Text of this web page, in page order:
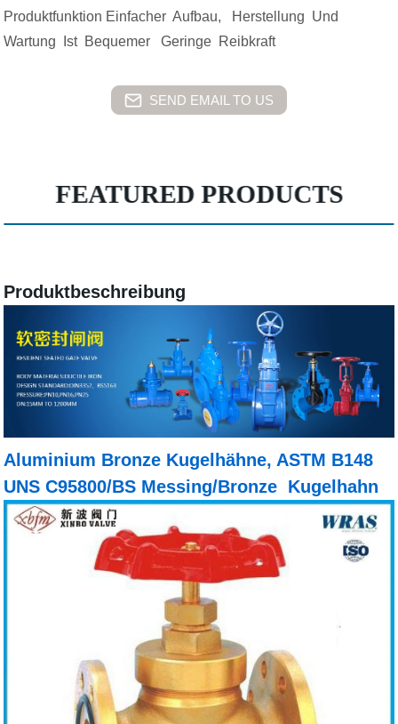
Produktfunktion Einfacher Aufbau, Herstellung Und
Wartung Ist Bequemer Geringe Reibkraft
SEND EMAIL TO US
FEATURED PRODUCTS
Produktbeschreibung
Aluminium Bronze Kugelhähne, ASTM B148
UNS C95800/BS Messing/Bronze Kugelhahn